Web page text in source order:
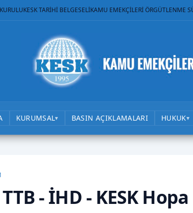
KESK TARİHİ BELGESELİKAMU EMEKÇİLERİ ÖRGÜTLENME
KURUMSAL▾ BASIN AÇIKLAMALARI HUKUK▾
- İHD - KESK